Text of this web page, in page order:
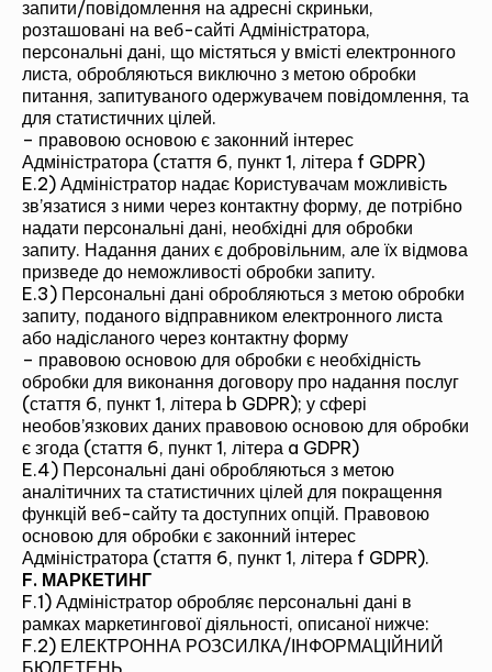
ЗВ'ЯЖІТЬСЯ З НАМИ ТА ДІЗНАЙТЕСЯ
БІЛЬШЕ!
запити/повідомлення на адресні скриньки,
розташовані на веб-сайті Адміністратора,
персональні дані, що містяться у вмісті електронного
листа, обробляються виключно з метою обробки
питання, запитуваного одержувачем повідомлення, та
для статистичних цілей.
– правовою основою є законний інтерес
Адміністратора (стаття 6, пункт 1, літера f GDPR)
E.2) Адміністратор надає Користувачам можливість
зв’язатися з ними через контактну форму, де потрібно
надати персональні дані, необхідні для обробки
запиту. Надання даних є добровільним, але їх відмова
призведе до неможливості обробки запиту.
E.3) Персональні дані обробляються з метою обробки
запиту, поданого відправником електронного листа
або надісланого через контактну форму
– правовою основою для обробки є необхідність
обробки для виконання договору про надання послуг
(стаття 6, пункт 1, літера b GDPR); у сфері
необов’язкових даних правовою основою для обробки
є згода (стаття 6, пункт 1, літера a GDPR)
E.4) Персональні дані обробляються з метою
аналітичних та статистичних цілей для покращення
функцій веб-сайту та доступних опцій. Правовою
основою для обробки є законний інтерес
Адміністратора (стаття 6, пункт 1, літера f GDPR).
F. МАРКЕТИНГ
F.1) Адміністратор обробляє персональні дані в
рамках маркетингової діяльності, описаної нижче:
F.2) ЕЛЕКТРОННА РОЗСИЛКА/ІНФОРМАЦІЙНИЙ
БЮЛЕТЕНЬ